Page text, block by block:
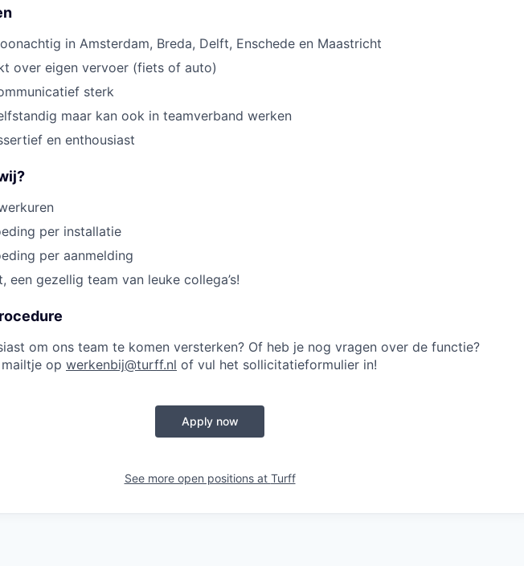
in Amsterdam, Breda, Delft, Enschede en Maastricht
over eigen vervoer (fiets of auto)
sterk
maar kan ook in teamverband werken
en enthousiast
per installatie
per aanmelding
een gezellig team van leuke collega’s!
om ons team te komen versterken? Of heb je nog vragen over de functie?
op werkenbij@turff.nl of vul het sollicitatieformulier in!
Apply now
See more open positions at Turff